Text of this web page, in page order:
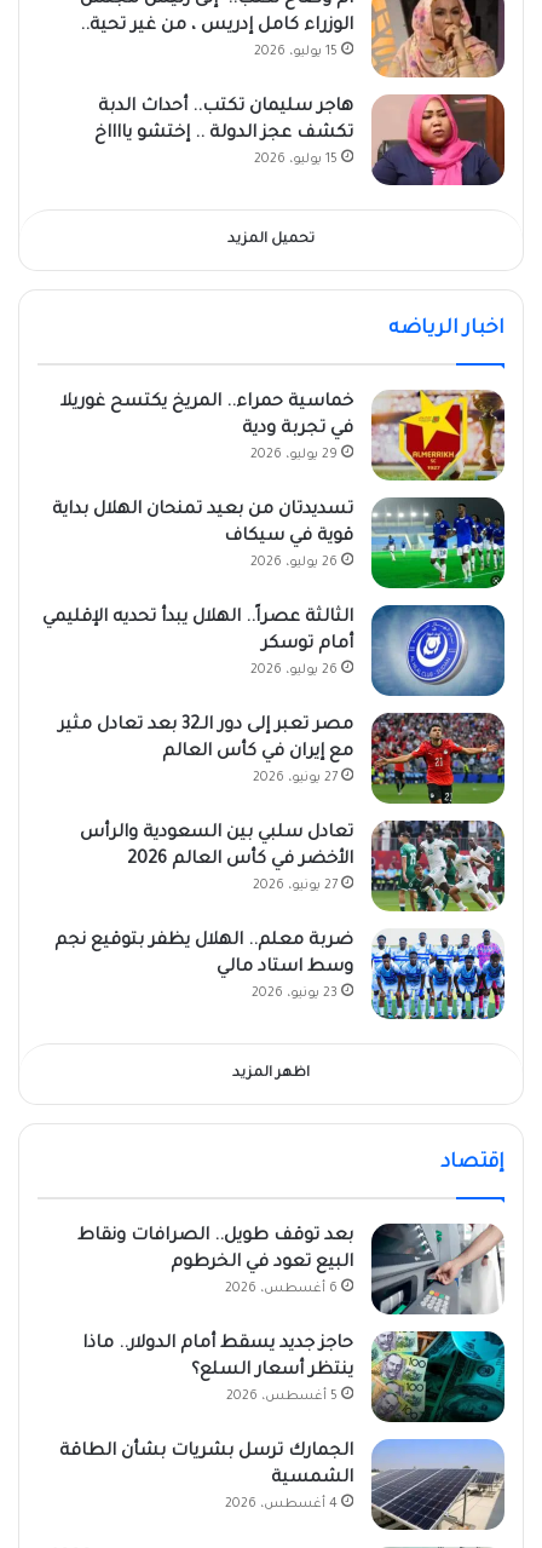
الوزراء كامل إدريس ، من غير تحية..
15 يوليو، 2026
هاجر سليمان تكتب.. أحداث الدبة
تكشف عجز الدولة .. إختشو يااااخ
15 يوليو، 2026
تحميل المزيد
اخبار الرياضه
خماسية حمراء.. المريخ يكتسح غوريلا
في تجربة ودية
29 يوليو، 2026
تسديدتان من بعيد تمنحان الهلال بداية
قوية في سيكاف
26 يوليو، 2026
الثالثة عصراً.. الهلال يبدأ تحديه الإقليمي
أمام توسكر
26 يوليو، 2026
مصر تعبر إلى دور الـ32 بعد تعادل مثير
مع إيران في كأس العالم
27 يونيو، 2026
تعادل سلبي بين السعودية والرأس
الأخضر في كأس العالم 2026
27 يونيو، 2026
ضربة معلم.. الهلال يظفر بتوقيع نجم
وسط استاد مالي
23 يونيو، 2026
اظهر المزيد
إقتصاد
بعد توقف طويل.. الصرافات ونقاط
البيع تعود في الخرطوم
6 أغسطس، 2026
حاجز جديد يسقط أمام الدولار.. ماذا
ينتظر أسعار السلع؟
5 أغسطس، 2026
الجمارك ترسل بشريات بشأن الطاقة
الشمسية
4 أغسطس، 2026